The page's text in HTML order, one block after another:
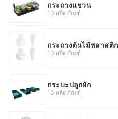
กระถางแขวน
10 ผลิตภัณฑ์
กระถางต้นไม้พลาสติก
10 ผลิตภัณฑ์
กระบะปลูกผัก
10 ผลิตภัณฑ์